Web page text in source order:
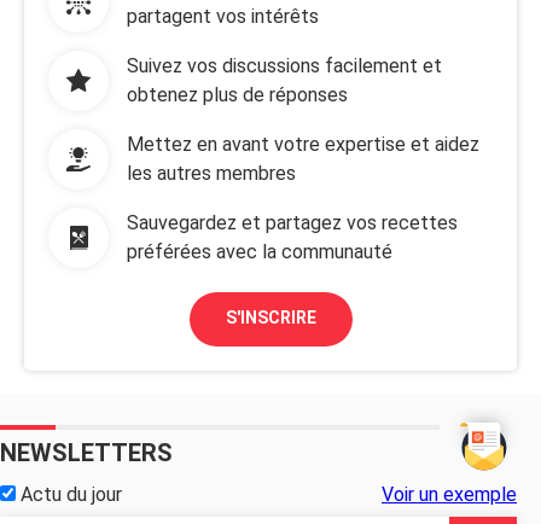
partagent vos intérêts
Suivez vos discussions facilement et
obtenez plus de réponses
Mettez en avant votre expertise et aidez
les autres membres
Sauvegardez et partagez vos recettes
préférées avec la communauté
S'INSCRIRE
NEWSLETTERS
Actu du jour Voir un exemple